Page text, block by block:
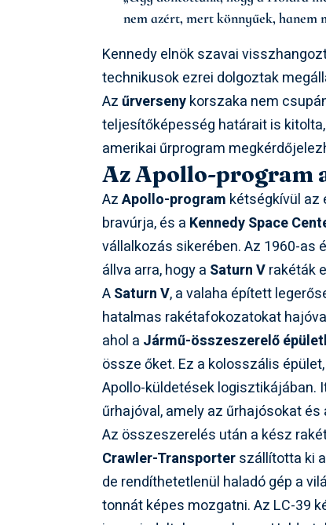
nem azért, mert könnyűek, hanem
Kennedy elnök szavai
technikusok ezrei dolgoztak
Az űrversenykorszaka nem
teljesítőképesség határait is
amerikai űrprogram
Az Apollo-program
AzApollo-program kétségkívül az
bravúrja, és a Kennedy Space
vállalkozás sikerében. Az 1960-as
állva arra, hogy a Saturn Vrakéták
ASaturn V, a valaha épített
hatalmas rakétafokozatokat
ahol a Jármű-összeszerelő
össze őket. Ez a kolosszális
Apollo-küldetések
űrhajóval, amely az űrhajósokat
Az összeszerelés után a kész
Crawler-Transporterszállította ki a
de rendíthetetlenül haladó gép a
tonnát képes mozgatni. Az LC-39